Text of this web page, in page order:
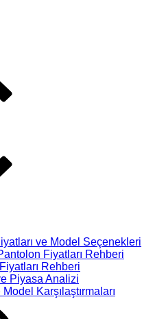
ve Model Seçenekleri
Fiyatları Rehberi
Rehberi
Piyasa Analizi
Karşılaştırmaları